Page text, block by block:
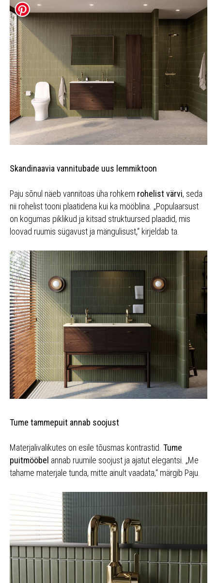
Skandinaavia vannitubade uus lemmiktoon
Paju sõnul näeb vannitoas üha rohkem rohelist värvi, seda
nii rohelist tooni plaatidena kui ka mööblina. „Populaarsust
on kogumas piklikud ja kitsad struktuursed plaadid, mis
loovad ruumis sügavust ja mängulisust,“ kirjeldab ta.
Tume tammepuit annab soojust
Materjalivalikutes on esile tõusmas kontrastid. Tume
puitmööbel annab ruumile soojust ja ajatut elegantsi. „Me
tahame materjale tunda, mitte ainult vaadata,“ märgib Paju.